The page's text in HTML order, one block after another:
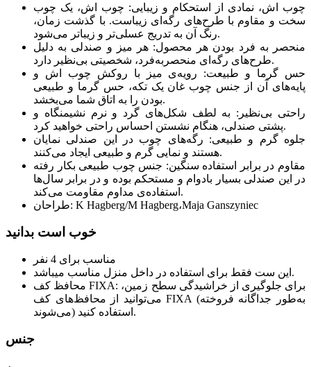
چوب اش، نمادی از استحکام و زیبایی: چوب اش، یک چوب
سخت و مقاوم با طرح‌های رگه‌ای زیباست. با گذشت زمان،
رنگ آن به تدریج عسلی‌تر و زیباتر می‌شود.
منحصر به فرد بودن هر محصول: هر میز و صندلی به دلیل
طرح‌های رگه‌ای منحصربه‌فرد، شخصیتی بی‌نظیر دارد.
حس گرما و طبیعت: رویه‌ی میز با روکش چوب اش و
پایه‌های آن از جنس چوب غان یک تکه، حس گرما و طبیعی
بودن را به اتاق شما می‌بخشد.
راحتی بی‌نظیر: به لطف شکل‌های گرد و نرم نشیمنگاه و
پشتی صندلی، هنگام نشستن احساس راحتی خواهید کرد.
جلوه گرم و طبیعی: رگه‌های چوب در این صندلی نمایان
هستند و نمایی گرم و طبیعی ایجاد می‌کنند.
مقاوم در برابر استفاده سنگین: جنس چوب طبیعی بکار رفته
در این صندلی بسیار بادوام و مستحکم بوده و در برابر سال‌ها
استفاده‌ی مداوم مقاومت می‌کند.
طراحان: K Hagberg/M Hagberg،Maja Ganszyniec
خوب است بدانید
مناسب برای 4 نفر
این ست فقط برای استفاده در داخل منزل مناسب میباشد.
محافظ کف FIXA: برای جلوگیری از خراشیدگی سطح زمین،
می‌توانید از محافظ‌های کف FIXA (به‌طور جداگانه فروخته
می‌شوند) استفاده کنید.
جنس